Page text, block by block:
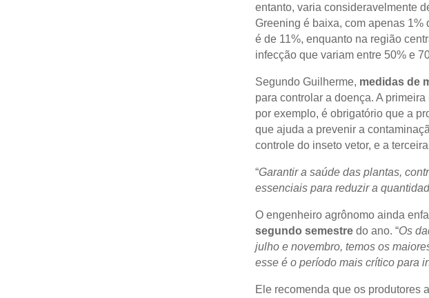
entanto, varia consideravelmente
Greening é baixa, com apenas 1%
é de 11%, enquanto na região
infecção que variam entre 50% e
Segundo Guilherme, medidas de
para controlar a doença. A
por exemplo, é obrigatório que a
que ajuda a prevenir a
controle do inseto vetor, e a
“Garantir a saúde das plantas,
essenciais para reduzir a
O engenheiro agrônomo ainda
segundo semestredo ano. “Os
julho e novembro, temos os
esse é o período mais crítico para
Ele recomenda que os produtores